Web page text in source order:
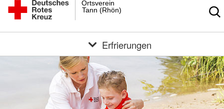
Tann (Rhön)
Ortsverein
Erfrierungen